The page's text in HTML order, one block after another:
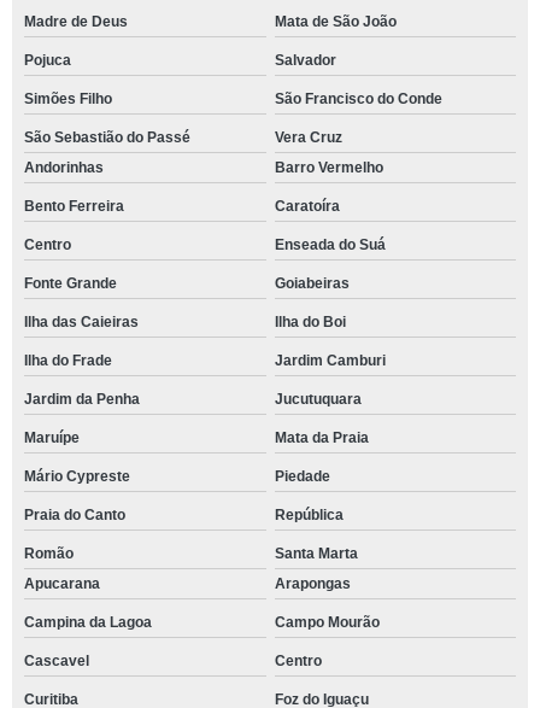
Madre de Deus Mata de São João
Pojuca Salvador
Simões Filho São Francisco do Conde
São Sebastião do Passé
Vera Cruz
Andorinhas
Barro Vermelho
Bento Ferreira Caratoíra
Centro Enseada do Suá
Fonte Grande Goiabeiras
Ilha das Caieiras Ilha do Boi
Ilha do Frade Jardim Camburi
Jardim da Penha Jucutuquara
Maruípe Mata da Praia
Mário Cypreste Piedade
Praia do Canto República
Romão
Santa Marta
Apucarana
Arapongas
Campina da Lagoa Campo Mourão
Cascavel Centro
Curitiba Foz do Iguaçu